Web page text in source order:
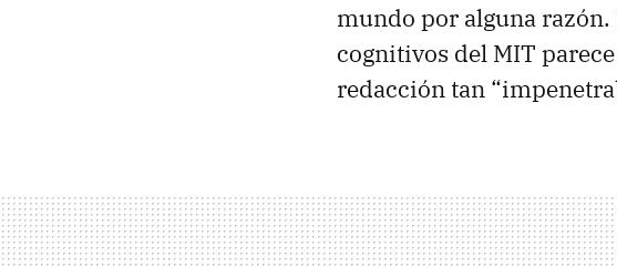
mundo por alguna razón.
cognitivos del MIT
redacción tan